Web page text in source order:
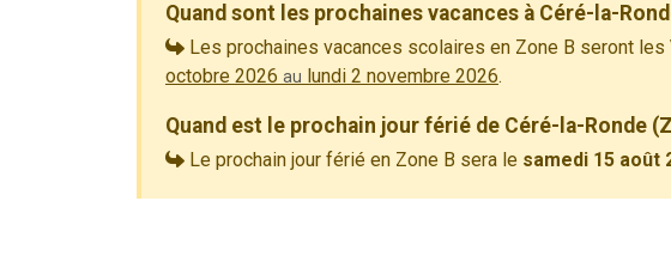
Quand sont les prochaines vacances à Céré-la-
Les prochaines vacances scolaires en Zone B seront les
octobre 2026 au lundi 2 novembre 2026.
Quand est le prochain jour férié de Céré-la-Ronde
Le prochain jour férié en Zone B sera le samedi 15 août